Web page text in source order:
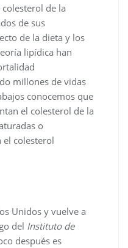
de la
de sus
de la dieta y los
lipídica han
millones de vidas
conocemos que
el colesterol de la
o
el colesterol
Unidos y vuelve a
del Instituto de
después es